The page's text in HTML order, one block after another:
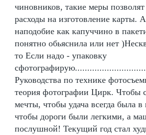
чиновников, такие меры позволят
расходы на изготовление карты.
наподобие как капуччино в
понятно обьяснила или нет
то Если надо - упаковку
Руководства по технике
теория фотографии Цирк. Чтобы
мечты, чтобы удача всегда была в
чтобы дороги были легкими, а
послушной! Текущий год стал